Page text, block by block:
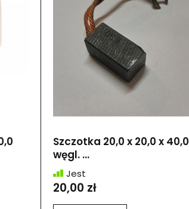
Szczotka 20,0 x 20,0 x 40,0
węgl. ...
Jest
20,00 zł